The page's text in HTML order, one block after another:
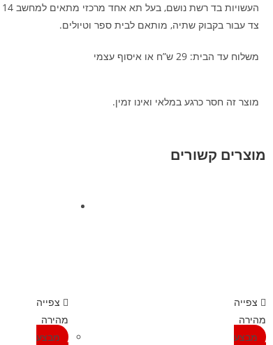
צד עבור בקבוק שתיה, מותאם לבית ספר וטיולים.
משלוח עד הבית: 29 ש”ח או איסוף עצמי
מוצר זה חסר כרגע במלאי ואינו זמין.
מוצרים קשורים
צפייה
מהירה
מבצע
צפייה
מהירה
מבצע